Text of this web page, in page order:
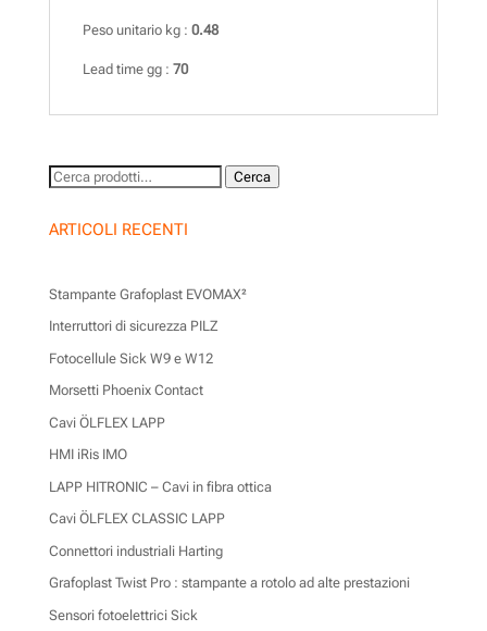
Peso unitario kg : 0.48
Lead time gg : 70
Cerca: Cerca
ARTICOLI RECENTI
Stampante Grafoplast EVOMAX²
Interruttori di sicurezza PILZ
Fotocellule Sick W9 e W12
Morsetti Phoenix Contact
Cavi ÖLFLEX LAPP
HMI iRis IMO
LAPP HITRONIC – Cavi in fibra ottica
Cavi ÖLFLEX CLASSIC LAPP
Connettori industriali Harting
Grafoplast Twist Pro : stampante a rotolo ad alte prestazioni
Sensori fotoelettrici Sick